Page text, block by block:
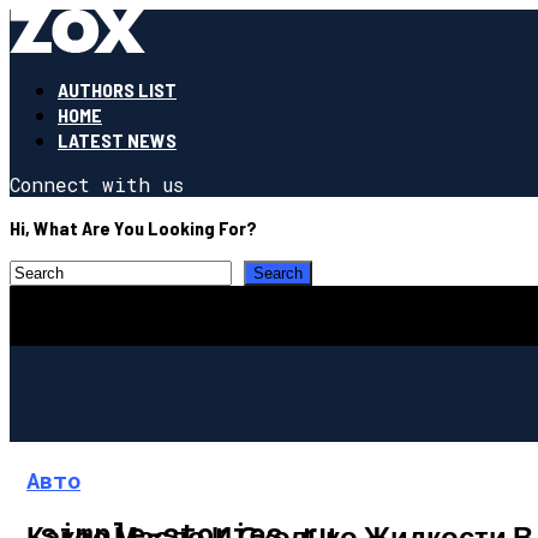
AUTHORS LIST
HOME
LATEST NEWS
Connect with us
Hi, What Are You Looking For?
Авто